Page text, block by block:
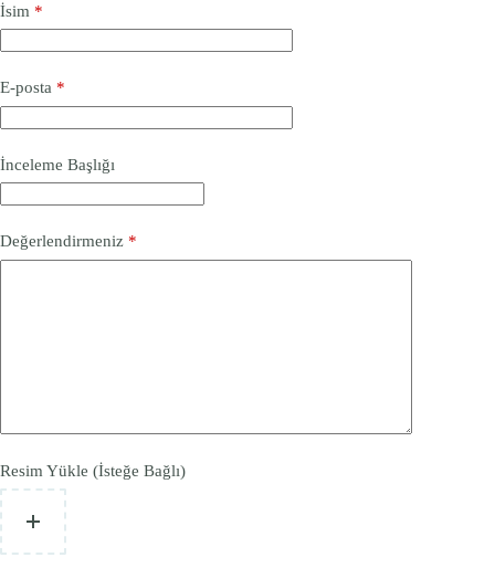
İsim *
E-posta *
İnceleme Başlığı
Değerlendirmeniz *
Resim Yükle (İsteğe Bağlı)